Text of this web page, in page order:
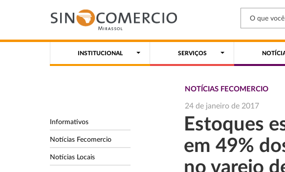
INSTITUCIONAL SERVIÇOS
Informativos
Notícias Fecomercio
Notícias Locais
NOTÍCIAS FECOMERCIO
24 de janeiro de 2017
Estoques
em 49%
no varejo